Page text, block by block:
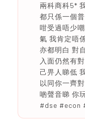
兩科商科5*
都只係一個
咁受過唔少
氣 我肯定唔
亦都明白 對
入面仍然有
己畀人睇低
以同你一齊
啲聲音睇 你
#dse #econ